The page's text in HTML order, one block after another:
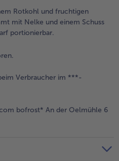
&
Rotkohl und fruchtigen
mit Nelke und einem Schuss
portionierbar.
Verbraucher im ***-
bofrost* An der Oelmühle 6